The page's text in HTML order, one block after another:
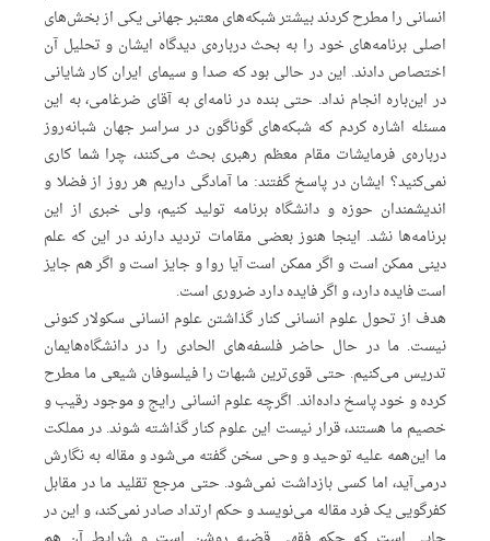
انسانی را مطرح کردند بیشتر شبکه‌های معتبر جهانی یکی از بخش‌های
اصلی برنامه‌های خود را به بحث درباره‌ی دیدگاه ایشان و تحلیل آن
اختصاص دادند. این در حالی بود که صدا و سیمای ایران کار شایانی
در این‌باره انجام نداد. حتی بنده در نامه‌ای به آقای ضرغامی، به این
مسئله اشاره کردم که شبکه‌های گوناگون در سراسر جهان شبانه‌روز
درباره‌ی فرمایشات مقام معظم رهبری بحث می‌کنند، چرا شما کاری
نمی‌کنید؟ ایشان در پاسخ گفتند: ما آمادگی داریم هر روز از فضلا و
اندیشمندان حوزه و دانشگاه برنامه تولید کنیم، ولی خبری از این
برنامه‌ها نشد. اینجا هنوز بعضی مقامات تردید دارند در این که علم
دینی ممکن است و اگر ممکن است آیا روا و جایز است و اگر هم جایز
است فایده دارد، و اگر فایده دارد ضروری است.
هدف از تحول علوم انسانی کنار گذاشتن علوم انسانی سکولار کنونی
نیست. ما در حال حاضر فلسفه‌های الحادی را در دانشگاه‌هایمان
تدریس می‌کنیم. حتی قوی‌ترین شبهات را فیلسوفان شیعی ما مطرح
کرده‌ و خود پاسخ داده‌اند. اگرچه علوم انسانی رایج و موجود رقیب و
خصیم ما هستند، قرار نیست این علوم کنار گذاشته شوند. در مملکت
ما این‌همه علیه توحید و وحی سخن گفته می‌شود و مقاله به نگارش
درمی‌آ‌ید، اما کسی بازداشت نمی‌شود. حتی مرجع تقلید ما در مقابل
کفرگویی یک فرد مقاله می‌نویسد و حکم ارتداد صادر نمی‌کند، و این در